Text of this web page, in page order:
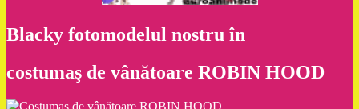
Blacky fotomodelul nostru în
costumaş de vânătoare ROBIN HOOD